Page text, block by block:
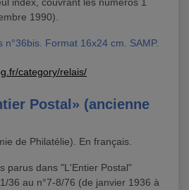
1990).
n°36bis. Format 16x24 cm. SAMP.
category/relais/
Postal» (ancienne
de Philatélie). En français.
parus dans "L'Entier Postal"
36 au n°7-8/76 (de janvier 1936 à